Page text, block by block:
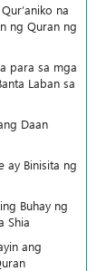
na
ng Quran ng
para sa mga
Laban sa
Daan
ay Binisita ng
Buhay ng
Shia
ang